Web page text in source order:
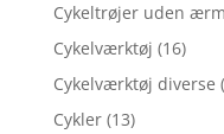
Cykeltrøjer uden
Cykelværktøj (16)
Cykelværktøj diverse
Cykler (13)